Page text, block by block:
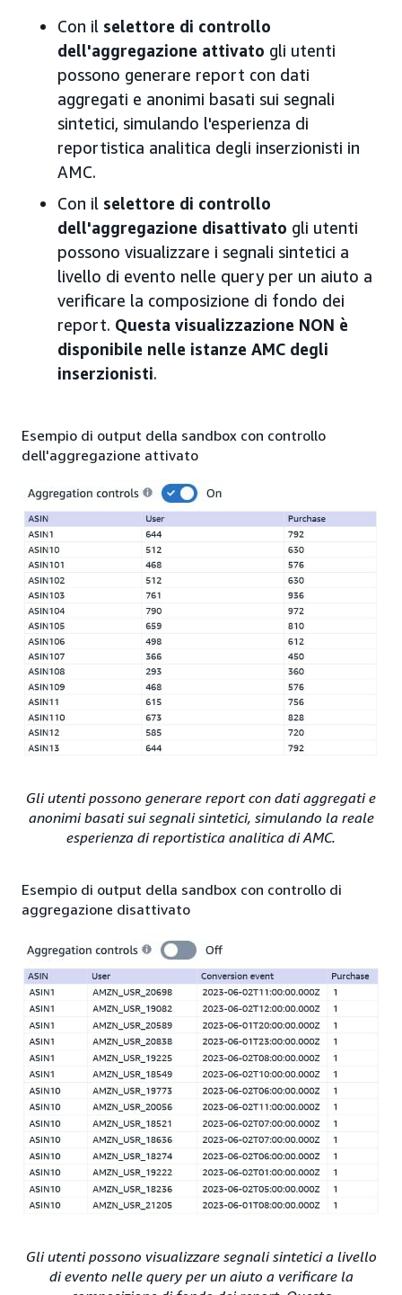
Con il selettore di controllo
dell'aggregazione attivato gli utenti
possono generare report con dati
aggregati e anonimi basati sui segnali
sintetici, simulando l'esperienza di
reportistica analitica degli inserzionisti in
AMC.
Con il selettore di controllo
dell'aggregazione disattivato gli utenti
possono visualizzare i segnali sintetici a
livello di evento nelle query per un aiuto a
verificare la composizione di fondo dei
report. Questa visualizzazione NON è
disponibile nelle istanze AMC degli
inserzionisti.
Esempio di output della sandbox con controllo
dell'aggregazione attivato
Gli utenti possono generare report con dati aggregati e
anonimi basati sui segnali sintetici, simulando la reale
esperienza di reportistica analitica di AMC.
Esempio di output della sandbox con controllo di
aggregazione disattivato
Gli utenti possono visualizzare segnali sintetici a livello
di evento nelle query per un aiuto a verificare la